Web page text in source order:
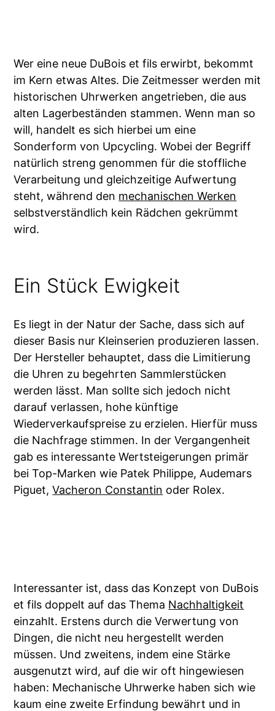
Wer eine neue DuBois et fils erwirbt, bekommt
im Kern etwas Altes. Die Zeitmesser werden mit
historischen Uhrwerken angetrieben, die aus
alten Lagerbeständen stammen. Wenn man so
will, handelt es sich hierbei um eine
Sonderform von Upcycling. Wobei der Begriff
natürlich streng genommen für die stoffliche
Verarbeitung und gleichzeitige Aufwertung
steht, während den mechanischen Werken
selbstverständlich kein Rädchen gekrümmt
wird.
Ein Stück Ewigkeit
Es liegt in der Natur der Sache, dass sich auf
dieser Basis nur Kleinserien produzieren lassen.
Der Hersteller behauptet, dass die Limitierung
die Uhren zu begehrten Sammlerstücken
werden lässt. Man sollte sich jedoch nicht
darauf verlassen, hohe künftige
Wiederverkaufspreise zu erzielen. Hierfür muss
die Nachfrage stimmen. In der Vergangenheit
gab es interessante Wertsteigerungen primär
bei Top-Marken wie Patek Philippe, Audemars
Piguet,Vacheron Constantin oder Rolex.
Interessanter ist, dass das Konzept von DuBois
et fils doppelt auf das Thema Nachhaltigkeit
einzahlt. Erstens durch die Verwertung von
Dingen, die nicht neu hergestellt werden
müssen. Und zweitens, indem eine Stärke
ausgenutzt wird, auf die wir oft hingewiesen
haben: Mechanische Uhrwerke haben sich wie
kaum eine zweite Erfindung bewährt und in